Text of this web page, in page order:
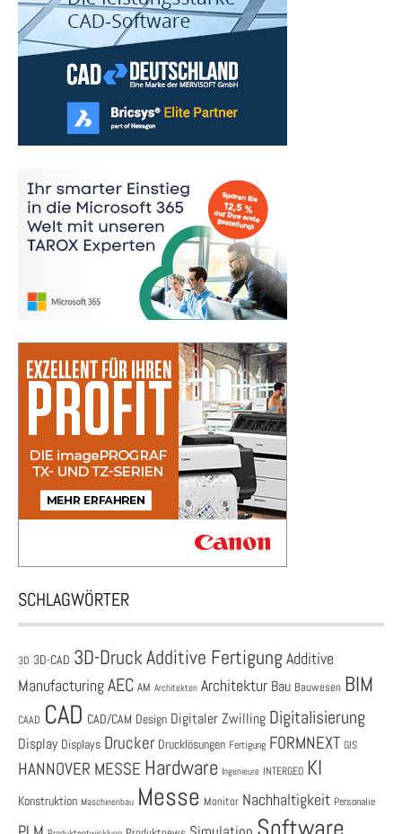
SCHLAGWÖRTER
3D 3D-CAD 3D-DruckAdditive Fertigung Additive
ManufacturingAEC AM Architekten Architektur Bau Bauwesen BIM
CAAD CAD CAD/CAM Design Digitaler Zwilling Digitalisierung
Display Displays Drucker Drucklösungen Fertigung FORMNEXT GIS
HANNOVER MESSE Hardware Ingenieure INTERGEO KI
Konstruktion Maschinenbau Messe Monitor Nachhaltigkeit Personalie